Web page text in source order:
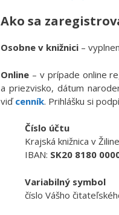
Ako sa
Osobne v knižnici –
Online – v prípade online
a priezvisko, dátum
viď cenník. Prihlášku si
Číslo účtu
Krajská knižnica v Žiline
IBAN: SK20 8180
Variabilný symbol
číslo Vášho